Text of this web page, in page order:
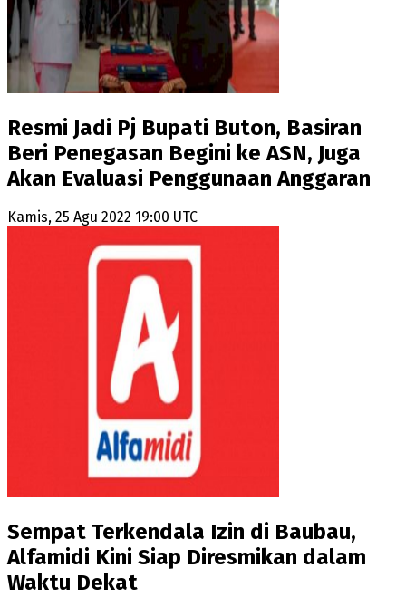
Resmi Jadi Pj Bupati Buton, Basiran
Beri Penegasan Begini ke ASN, Juga
Akan Evaluasi Penggunaan Anggaran
Kamis, 25 Agu 2022 19:00 UTC
Sempat Terkendala Izin di Baubau,
Alfamidi Kini Siap Diresmikan dalam
Waktu Dekat